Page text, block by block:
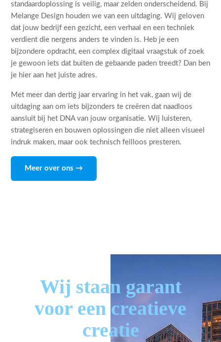
standaardoplossing is veilig, maar zelden onderscheidend. Bij
Melange Design houden we van een uitdaging. Wij geloven
dat jouw bedrijf een gezicht, een verhaal en een techniek
verdient die nergens anders te vinden is. Heb je een
bijzondere opdracht, een complex digitaal vraagstuk of zoek
je gewoon iets dat buiten de gebaande paden treedt? Dan ben
je hier aan het juiste adres.
Met meer dan dertig jaar ervaring in het vak, gaan wij de
uitdaging aan om iets bijzonders te creëren dat naadloos
aansluit bij het DNA van jouw organisatie. Wij luisteren,
strategiseren en bouwen oplossingen die niet alleen visueel
indruk maken, maar ook technisch feilloos presteren.
Meer over ons →
Wij staan garant
voor een creatieve
creatie